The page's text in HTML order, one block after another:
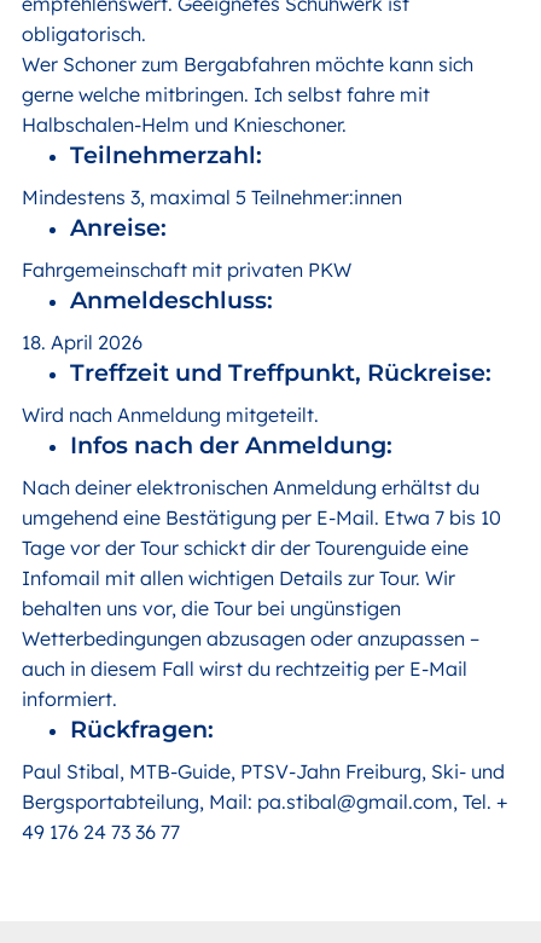
obligatorisch.
Wer Schoner zum Bergabfahren möchte kann sich
gerne welche mitbringen. Ich selbst fahre mit
Halbschalen-Helm und Knieschoner.
Teilnehmerzahl:
Mindestens 3, maximal 5 Teilnehmer:innen
Anreise:
Fahrgemeinschaft mit privaten PKW
Anmeldeschluss:
18. April 2026
Treffzeit und Treffpunkt, Rückreise:
Wird nach Anmeldung mitgeteilt.
Infos nach der Anmeldung:
Nach deiner elektronischen Anmeldung erhältst du
umgehend eine Bestätigung per E-Mail. Etwa 7 bis 10
Tage vor der Tour schickt dir der Tourenguide eine
Infomail mit allen wichtigen Details zur Tour. Wir
behalten uns vor, die Tour bei ungünstigen
Wetterbedingungen abzusagen oder anzupassen –
auch in diesem Fall wirst du rechtzeitig per E-Mail
informiert.
Rückfragen:
Paul Stibal, MTB-Guide, PTSV-Jahn Freiburg, Ski- und
Bergsportabteilung, Mail: pa.stibal@gmail.com, Tel. +
49 176 24 73 36 77